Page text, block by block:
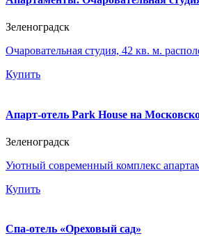
Зеленоградск
Очаровательная студия, 42 кв. м.
Купить
Апарт-отель Park House на
Зеленоградск
Уютный современный комплекс
Купить
Спа-отель «Ореховый сад»